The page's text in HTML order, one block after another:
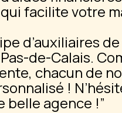
facilite votre
d’auxiliaires
de-Calais.
chacun de
!
belle agence !